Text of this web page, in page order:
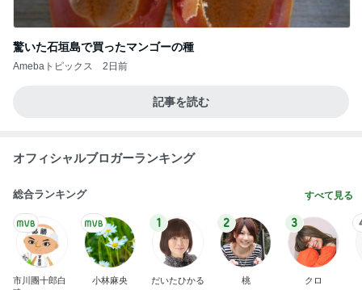
驚いた石垣島で買ったマンゴーの種
Amebaトピックス 2日前
記事を読む
オフィシャルブロガーランキング
総合ランキング すべて見る
市川團十郎白
小林麻央
1
だいたひかる
2
桃
3
クロ